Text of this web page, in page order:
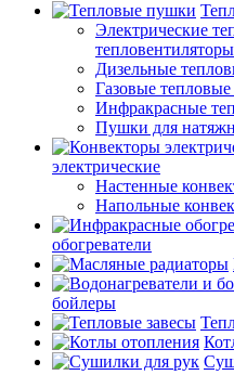
Электрические
тепловентиляторы
Дизельные
Газовые
Инфракрасные
Пушки для
электрические
Настенные
Напольные
обогреватели
бойлеры